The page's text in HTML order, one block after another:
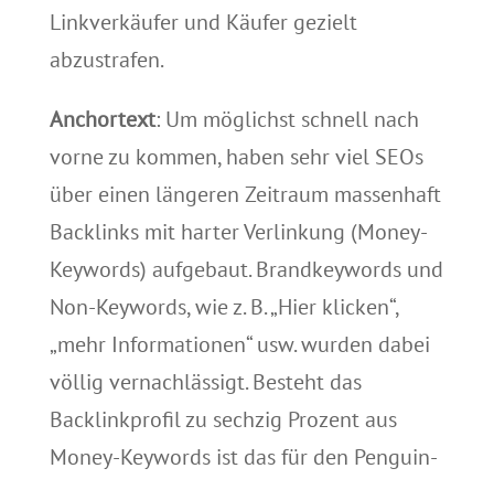
Linkverkäufer und Käufer gezielt
abzustrafen.
Anchortext: Um möglichst schnell nach
vorne zu kommen, haben sehr viel SEOs
über einen längeren Zeitraum massenhaft
Backlinks mit harter Verlinkung (Money-
Keywords) aufgebaut. Brandkeywords und
Non-Keywords, wie z. B. „Hier klicken“,
„mehr Informationen“ usw. wurden dabei
völlig vernachlässigt. Besteht das
Backlinkprofil zu sechzig Prozent aus
Money-Keywords ist das für den Penguin-